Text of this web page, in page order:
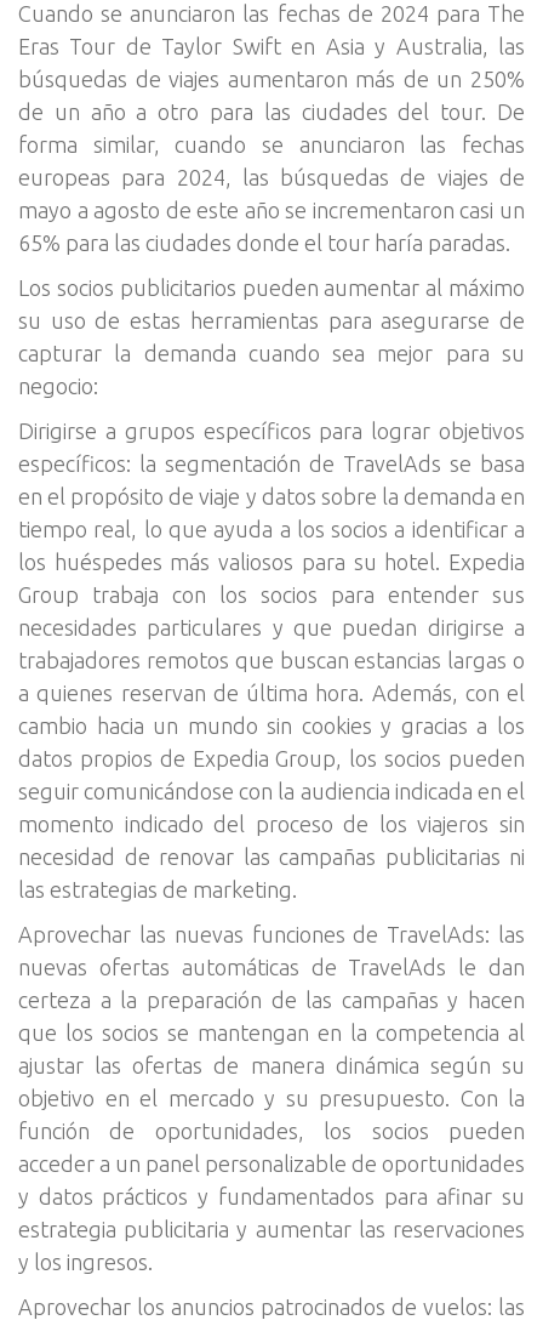
Cuando se anunciaron las fechas de 2024 para The
Eras Tour de Taylor Swift en Asia y Australia, las
búsquedas de viajes aumentaron más de un 250%
de un año a otro para las ciudades del tour. De
forma similar, cuando se anunciaron las fechas
europeas para 2024, las búsquedas de viajes de
mayo a agosto de este año se incrementaron casi un
65% para las ciudades donde el tour haría paradas.
Los socios publicitarios pueden aumentar al máximo
su uso de estas herramientas para asegurarse de
capturar la demanda cuando sea mejor para su
negocio:
Dirigirse a grupos específicos para lograr objetivos
específicos: la segmentación de TravelAds se basa
en el propósito de viaje y datos sobre la demanda en
tiempo real, lo que ayuda a los socios a identificar a
los huéspedes más valiosos para su hotel. Expedia
Group trabaja con los socios para entender sus
necesidades particulares y que puedan dirigirse a
trabajadores remotos que buscan estancias largas o
a quienes reservan de última hora. Además, con el
cambio hacia un mundo sin cookies y gracias a los
datos propios de Expedia Group, los socios pueden
seguir comunicándose con la audiencia indicada en el
momento indicado del proceso de los viajeros sin
necesidad de renovar las campañas publicitarias ni
las estrategias de marketing.
Aprovechar las nuevas funciones de TravelAds: las
nuevas ofertas automáticas de TravelAds le dan
certeza a la preparación de las campañas y hacen
que los socios se mantengan en la competencia al
ajustar las ofertas de manera dinámica según su
objetivo en el mercado y su presupuesto. Con la
función de oportunidades, los socios pueden
acceder a un panel personalizable de oportunidades
y datos prácticos y fundamentados para afinar su
estrategia publicitaria y aumentar las reservaciones
y los ingresos.
Aprovechar los anuncios patrocinados de vuelos: las